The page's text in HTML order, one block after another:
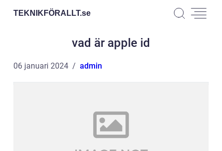
TEKNIKFÖRALLT.se
vad är apple id
06 januari 2024 admin